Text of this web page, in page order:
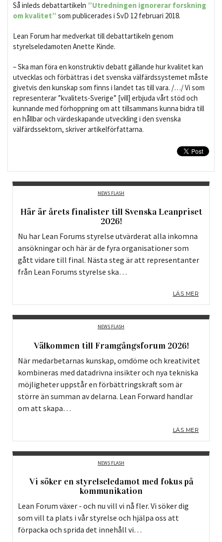
Så inleds debattartikeln ”Utredningen ignorerar forskning
om kvalitet” som publicerades i SvD 12 februari 2018.
Lean Forum har medverkat till debattartikeln genom
styrelseledamoten Anette Kinde.
– Ska man föra en konstruktiv debatt gällande hur kvalitet kan
utvecklas och förbättras i det svenska välfärdssystemet måste
givetvis den kunskap som finns i landet tas till vara. /…/ Vi som
representerar ”kvalitets-Sverige” [vill] erbjuda vårt stöd och
kunnande med förhoppning om att tillsammans kunna bidra till
en hållbar och värdeskapande utveckling i den svenska
välfärdssektorn, skriver artikelförfattarna.
NEWS FLASH
Här är årets finalister till Svenska Leanpriset
2026!
Nu har Lean Forums styrelse utvärderat alla inkomna
ansökningar och här är de fyra organisationer som
gått vidare till final. Nästa steg är att representanter
från Lean Forums styrelse ska…
LÄS MER
NEWS FLASH
Välkommen till Framgångsforum 2026!
När medarbetarnas kunskap, omdöme och kreativitet
kombineras med datadrivna insikter och nya tekniska
möjligheter uppstår en förbättringskraft som är
större än summan av delarna. Lean Forward handlar
om att skapa…
LÄS MER
NEWS FLASH
Vi söker en styrelseledamot med fokus på
kommunikation
Lean Forum växer - och nu vill vi nå fler. Vi söker dig
som vill ta plats i vår styrelse och hjälpa oss att
förpacka och sprida det innehåll vi…